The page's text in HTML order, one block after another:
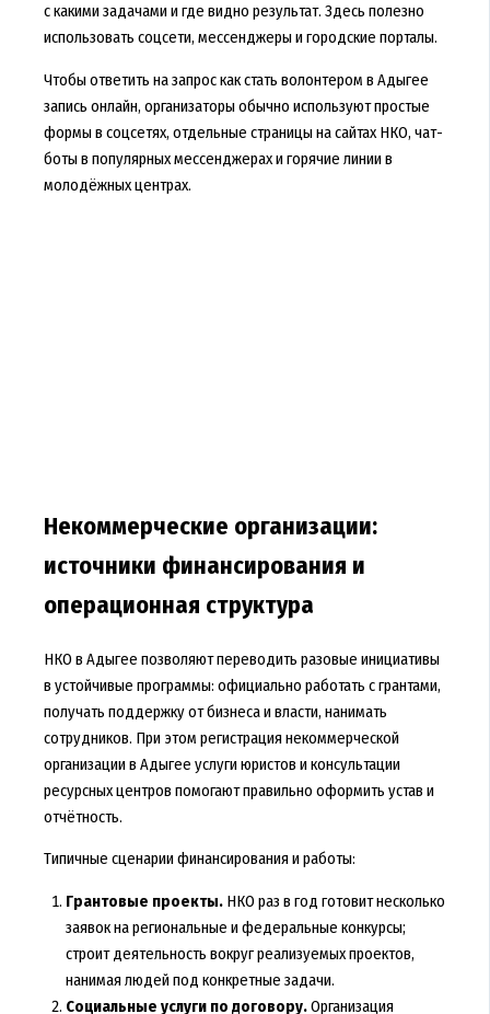
с какими задачами и где видно результат. Здесь полезно
использовать соцсети, мессенджеры и городские порталы.
Чтобы ответить на запрос как стать волонтером в Адыгее
запись онлайн, организаторы обычно используют простые
формы в соцсетях, отдельные страницы на сайтах НКО, чат-
боты в популярных мессенджерах и горячие линии в
молодёжных центрах.
Некоммерческие организации:
источники финансирования и
операционная структура
НКО в Адыгее позволяют переводить разовые инициативы
в устойчивые программы: официально работать с грантами,
получать поддержку от бизнеса и власти, нанимать
сотрудников. При этом регистрация некоммерческой
организации в Адыгее услуги юристов и консультации
ресурсных центров помогают правильно оформить устав и
отчётность.
Типичные сценарии финансирования и работы:
Грантовые проекты.НКО раз в год готовит несколько
заявок на региональные и федеральные конкурсы;
строит деятельность вокруг реализуемых проектов,
нанимая людей под конкретные задачи.
Социальные услуги по договору.Организация